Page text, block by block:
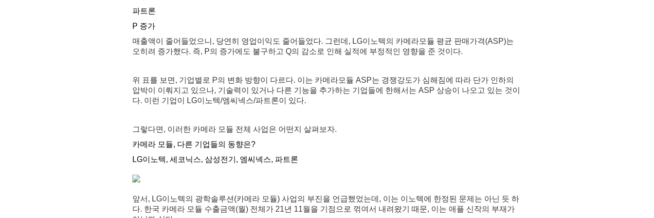
파트론
P 증가
매출액이 줄어들었으니, 당연히 영업이익도 줄어들었다. 그런데, LG이노텍의 카메라모듈 평균 판매가격(ASP)는
오히려 증가했다. 즉, P의 증가에도 불구하고 Q의 감소로 인해 실적에 부정적인 영향을 준 것이다.
위 표를 보면, 기업별로 P의 변화 방향이 다르다. 이는 카메라모듈 ASP는 경쟁강도가 심해짐에 따라 단가 인하의
압박이 이뤄지고 있으나, 기술력이 있거나 다른 기능을 추가하는 기업들에 한해서는 ASP 상승이 나오고 있는 것이
다. 이런 기업이 LG이노텍/엠씨넥스/파트론이 있다.
그렇다면, 이러한 카메라 모듈 전체 사업은 어떤지 살펴보자.
카메라 모듈, 다른 기업들의 동향은?
LG이노텍, 세코닉스, 삼성전기, 엠씨넥스, 파트론
앞서, LG이노텍의 광학솔루션(카메라 모듈) 사업의 부진을 언급했었는데, 이는 이노텍에 한정된 문제는 아닌 듯 하
다. 한국 카메라 모듈 수출금액(월) 전체가 21년 11월을 기점으로 꺾여서 내려왔기 때문, 이는 애플 신작의 부재가